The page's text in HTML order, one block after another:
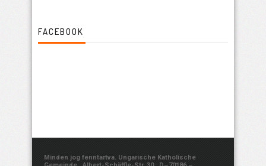
FACEBOOK
Minden jog fenntartva. Ungarische Katholische